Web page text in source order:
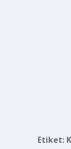
Etiket: